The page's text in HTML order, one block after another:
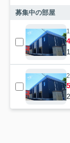
募集中の部屋